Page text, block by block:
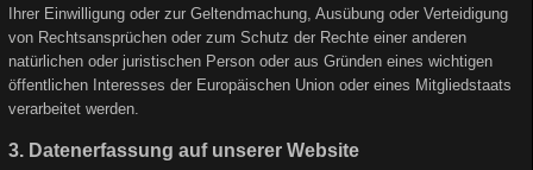
Ihrer Einwilligung oder zur Geltendmachung, Ausübung oder Verteidigung
von Rechtsansprüchen oder zum Schutz der Rechte einer anderen
natürlichen oder juristischen Person oder aus Gründen eines wichtigen
öffentlichen Interesses der Europäischen Union oder eines Mitgliedstaats
verarbeitet werden.
3. Datenerfassung auf unserer Website